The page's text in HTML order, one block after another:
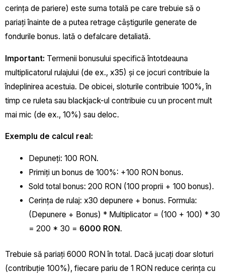
cerința de pariere) este suma totală pe care trebuie să o
pariați înainte de a putea retrage câștigurile generate de
fondurile bonus. Iată o defalcare detaliată.
Important: Termenii bonusului specifică întotdeauna
multiplicatorul rulajului (de ex., x35) și ce jocuri contribuie la
îndeplinirea acestuia. De obicei, sloturile contribuie 100%, în
timp ce ruleta sau blackjack-ul contribuie cu un procent mult
mai mic (de ex., 10%) sau deloc.
Exemplu de calcul real:
Depuneți: 100 RON.
Primiți un bonus de 100%: +100 RON bonus.
Sold total bonus: 200 RON (100 proprii + 100 bonus).
Cerința de rulaj: x30 depunere + bonus. Formula:
(Depunere + Bonus) * Multiplicator = (100 + 100) * 30
= 200 * 30 = 6000 RON.
Trebuie să pariați 6000 RON în total. Dacă jucați doar sloturi
(contribuție 100%), fiecare pariu de 1 RON reduce cerința cu